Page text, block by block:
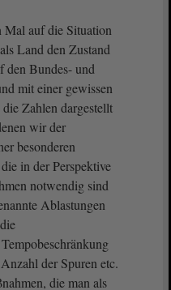
Mal auf die Situation
Land den Zustand
den Bundes- und
mit einer gewissen
Zahlen dargestellt
wir der
besonderen
in der Perspektive
notwendig sind
Ablastungen
der Spuren etc.
die man als